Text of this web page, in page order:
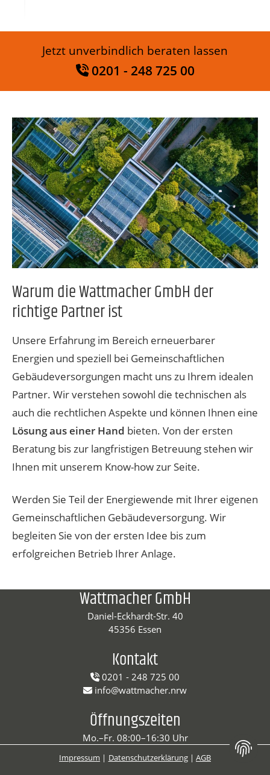
Jetzt unverbindlich beraten lassen
0201 - 248 725 00
Warum die Wattmacher GmbH der
richtige Partner ist
Unsere Erfahrung im Bereich erneuerbarer
Energien und speziell bei Gemeinschaftlichen
Gebäudeversorgungen macht uns zu Ihrem idealen
Partner. Wir verstehen sowohl die technischen als
auch die rechtlichen Aspekte und können Ihnen eine
Lösung aus einer Hand bieten. Von der ersten
Beratung bis zur langfristigen Betreuung stehen wir
Ihnen mit unserem Know-how zur Seite.
Werden Sie Teil der Energiewende mit Ihrer eigenen
Gemeinschaftlichen Gebäudeversorgung. Wir
begleiten Sie von der ersten Idee bis zum
erfolgreichen Betrieb Ihrer Anlage.
Wattmacher GmbH
Daniel-Eckhardt-Str. 40
45356 Essen
Kontakt
0201 - 248 725 00
info@wattmacher.nrw
Öffnungszeiten
Mo.–Fr. 08:00–16:30 Uhr
Impressum Datenschutz­erklärung AGB